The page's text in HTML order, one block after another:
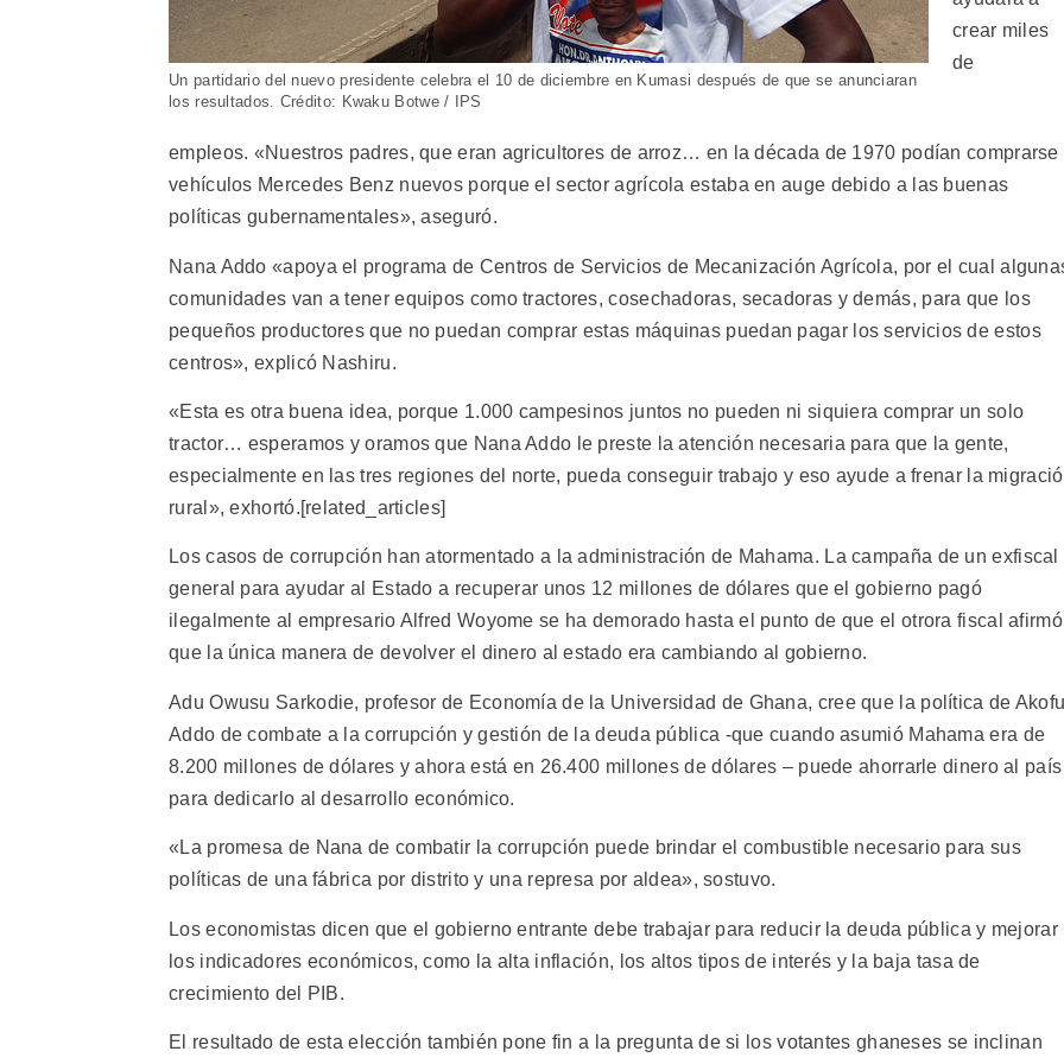
Un partidario del nuevo presidente celebra el 10 de diciembre en Kumasi después de que se anunciaran
los resultados. Crédito: Kwaku Botwe / IPS
crear miles
de
empleos. «Nuestros padres, que eran agricultores de arroz… en la década de 1970 podían comprarse
vehículos Mercedes Benz nuevos porque el sector agrícola estaba en auge debido a las buenas
políticas gubernamentales», aseguró.
Nana Addo «apoya el programa de Centros de Servicios de Mecanización Agrícola, por el cual
comunidades van a tener equipos como tractores, cosechadoras, secadoras y demás, para que los
pequeños productores que no puedan comprar estas máquinas puedan pagar los servicios de estos
centros», explicó Nashiru.
«Esta es otra buena idea, porque 1.000 campesinos juntos no pueden ni siquiera comprar un solo
tractor… esperamos y oramos que Nana Addo le preste la atención necesaria para que la gente,
especialmente en las tres regiones del norte, pueda conseguir trabajo y eso ayude a frenar la
rural», exhortó.[related_articles]
Los casos de corrupción han atormentado a la administración de Mahama. La campaña de un exfiscal
general para ayudar al Estado a recuperar unos 12 millones de dólares que el gobierno pagó
ilegalmente al empresario Alfred Woyome se ha demorado hasta el punto de que el otrora fiscal afirmó
que la única manera de devolver el dinero al estado era cambiando al gobierno.
Adu Owusu Sarkodie, profesor de Economía de la Universidad de Ghana, cree que la política de
Addo de combate a la corrupción y gestión de la deuda pública -que cuando asumió Mahama era de
8.200 millones de dólares y ahora está en 26.400 millones de dólares – puede ahorrarle dinero al país
para dedicarlo al desarrollo económico.
«La promesa de Nana de combatir la corrupción puede brindar el combustible necesario para sus
políticas de una fábrica por distrito y una represa por aldea», sostuvo.
Los economistas dicen que el gobierno entrante debe trabajar para reducir la deuda pública y mejorar
los indicadores económicos, como la alta inflación, los altos tipos de interés y la baja tasa de
crecimiento del PIB.
El resultado de esta elección también pone fin a la pregunta de si los votantes ghaneses se inclinan